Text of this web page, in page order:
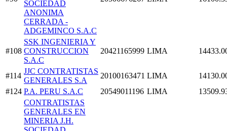
SOCIEDAD
ANONIMA
CERRADA -
ADGEMINCO S.A.C
#108
SSK INGENIERIA Y
CONSTRUCCION
S.A.C
20421165999 LIMA
#114
JJC CONTRATISTAS
GENERALES S.A
20100163471 LIMA
#124 P.A. PERU S.A.C 20549011196 LIMA
CONTRATISTAS
GENERALES EN
MINERIA J.H.